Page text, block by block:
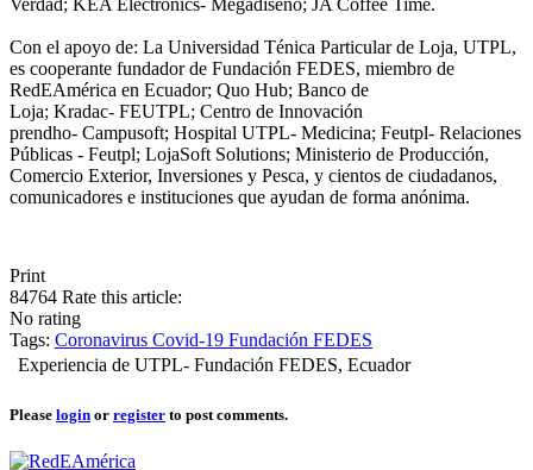
Verdad; KEA Electronics- Megadiseño; JA Coffee Time.
Con el apoyo de: La Universidad Ténica Particular de Loja, UTPL,
es cooperante fundador de Fundación FEDES, miembro de
RedEAmérica en Ecuador; Quo Hub; Banco de
Loja; Kradac- FEUTPL; Centro de Innovación
prendho- Campusoft; Hospital UTPL- Medicina; Feutpl- Relaciones
Públicas - Feutpl; LojaSoft Solutions; Ministerio de Producción,
Comercio Exterior, Inversiones y Pesca, y cientos de ciudadanos,
comunicadores e instituciones que ayudan de forma anónima.
Print
84764 Rate this article:
No rating
Tags: Coronavirus Covid-19 Fundación FEDES
Experiencia de UTPL- Fundación FEDES, Ecuador
Please login or register to post comments.